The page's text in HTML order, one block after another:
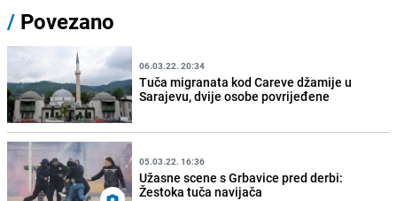
/ Povezano
06.03.22. 20:34
Tuča migranata kod Careve džamije u
Sarajevu, dvije osobe povrijeđene
05.03.22. 16:36
Užasne scene s Grbavice pred derbi:
Žestoka tuča navijača